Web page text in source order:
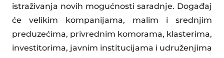
istraživanja novih mogućnosti saradnje. Događaj
će velikim kompanijama, malim i srednjim
preduzećima, privrednim komorama, klasterima,
investitorima, javnim institucijama i udruženjima